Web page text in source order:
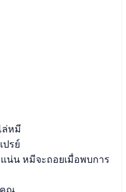
ล่หมี
รย์
น่น หมีจะถอยเมื่อพบการ